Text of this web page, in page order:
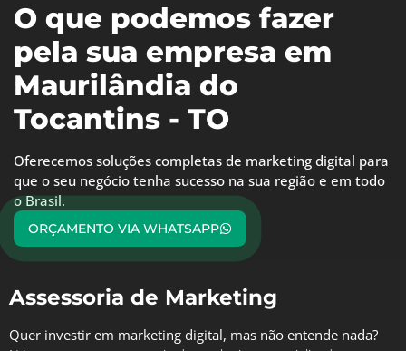
O que podemos fazer
pela sua empresa em
Maurilândia do
Tocantins - TO
Oferecemos soluções completas de marketing digital para
que o seu negócio tenha sucesso na sua região e em todo
o Brasil.
ORÇAMENTO VIA WHATSAPP
Assessoria de Marketing
Quer investir em marketing digital, mas não entende nada?